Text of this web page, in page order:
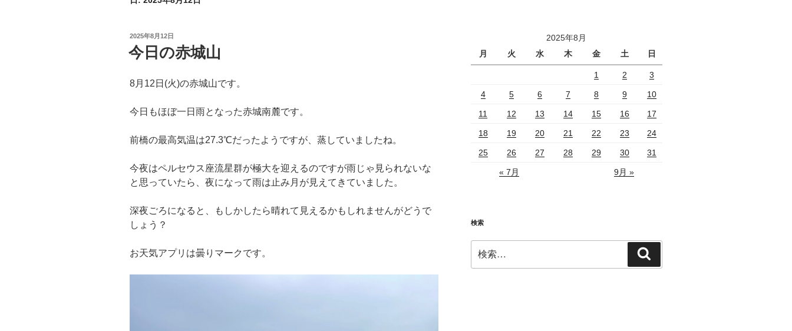
投
稿
日:
2025年8月12日
今日の赤城山
8月12日(火)の赤城山です。
今日もほぼ一日雨となった赤城南麓です。
前橋の最高気温は27.3℃だったようですが、蒸していましたね。
今夜はペルセウス座流星群が極大を迎えるのですが雨じゃ見られないな
と思っていたら、夜になって雨は止み月が見えてきていました。
深夜ごろになると、もしかしたら晴れて見えるかもしれませんがどうで
しょう？
お天気アプリは曇りマークです。
2025年8月
月
火 水 木 金 土 日
1 2 3
4 5 6 7 8 9 10
11 12 13 14 15 16 17
18 19 20 21 22 23 24
25 26 27 28 29 30 31
« 7月 9月 »
検索
索:
索